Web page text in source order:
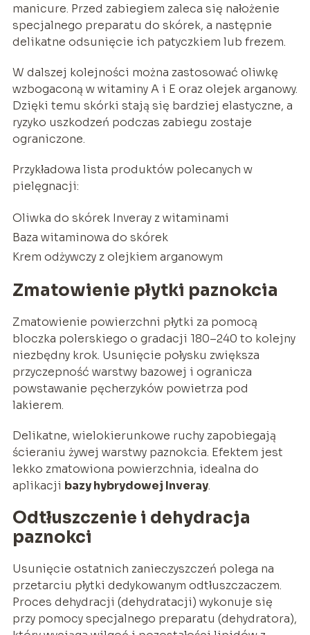
manicure. Przed zabiegiem zaleca się nałożenie
specjalnego preparatu do skórek, a następnie
delikatne odsunięcie ich patyczkiem lub frezem.
W dalszej kolejności można zastosować oliwkę
wzbogaconą w witaminy A i E oraz olejek arganowy.
Dzięki temu skórki stają się bardziej elastyczne, a
ryzyko uszkodzeń podczas zabiegu zostaje
ograniczone.
Przykładowa lista produktów polecanych w
pielęgnacji:
Oliwka do skórek Inveray z witaminami
Baza witaminowa do skórek
Krem odżywczy z olejkiem arganowym
Zmatowienie płytki paznokcia
Zmatowienie powierzchni płytki za pomocą
bloczka polerskiego o gradacji 180–240 to kolejny
niezbędny krok. Usunięcie połysku zwiększa
przyczepność warstwy bazowej i ogranicza
powstawanie pęcherzyków powietrza pod
lakierem.
Delikatne, wielokierunkowe ruchy zapobiegają
ścieraniu żywej warstwy paznokcia. Efektem jest
lekko zmatowiona powierzchnia, idealna do
aplikacji bazy hybrydowej Inveray.
Odtłuszczenie i dehydracja
paznokci
Usunięcie ostatnich zanieczyszczeń polega na
przetarciu płytki dedykowanym odtłuszczaczem.
Proces dehydracji (dehydratacji) wykonuje się
przy pomocy specjalnego preparatu (dehydratora),